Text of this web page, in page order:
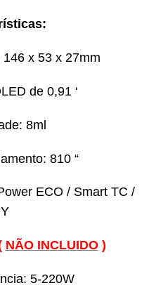
x 53 x 27mm
de 0,91 ‘
8ml
810 “
ECO / Smart TC /
NÃO INCLUIDO)
5-220W